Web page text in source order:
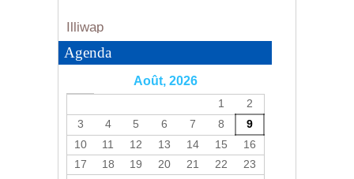
Informations utiles tour de
Agenda
Août, 2026
1
2
3
4 5 6 7 8
9
10
11 12 13 14 15
16
17
18 19 20 21 22
23